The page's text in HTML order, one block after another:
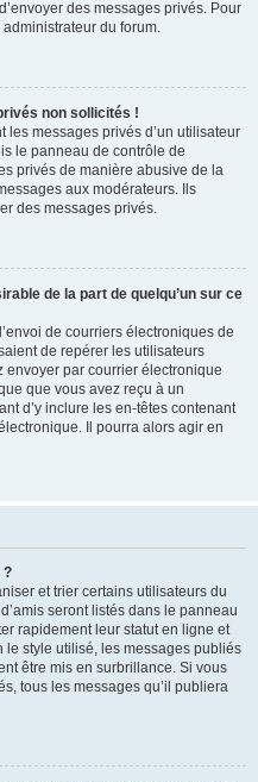
des messages privés. Pour
du forum.
non sollicités !
messages privés d’un utilisateur
le panneau de contrôle de
privés de manière abusive de la
aux modérateurs. Ils
des messages privés.
de la part de quelqu’un sur ce
de courriers électroniques de
de repérer les utilisateurs
envoyer par courrier électronique
que vous avez reçu à un
d’y inclure les en-têtes contenant
Il pourra alors agir en
?
et trier certains utilisateurs du
seront listés dans le panneau
rapidement leur statut en ligne et
le style utilisé, les messages publiés
être mis en surbrillance. Si vous
tous les messages qu’il publiera